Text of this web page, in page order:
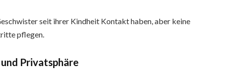
seit ihrer Kindheit Kontakt haben, aber keine
pflegen.
Privatsphäre